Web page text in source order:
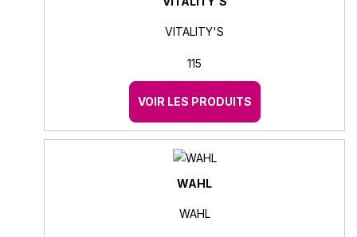
VITALITY'S
115
VOIR LES PRODUITS
WAHL
WAHL